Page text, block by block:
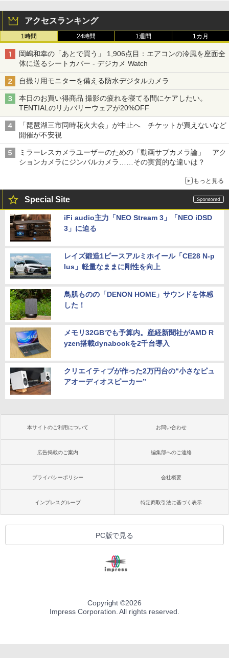
アクセスランキング
1時間 24時間 1週間 1カ月
岡嶋和幸の「あとで買う」 1,906点目：エアコンの冷風を座面全
体に送るシートカバー - デジカメ Watch
自撮り用モニターを備える防水デジタルカメラ
本日のお買い得商品 撮影の疲れを寝てる間にケアしたい。
TENTIALのリカバリーウェアが20%OFF
「琵琶湖三市同時花火大会」が中止へ チケットが買えないなど
開催が不安視
ミラーレスカメラユーザーのための「動画サブカメラ論」 アク
ションカメラにジンバルカメラ……その実質的な違いは？
もっと見る
Special Site
iFi audio主力「NEO Stream 3」「NEO iDSD
3」に迫る
レイズ鍛造1ピースアルミホイール「CE28 N-p
lus」軽量なままに剛性を向上
鳥肌ものの「DENON HOME」サウンドを体感
した！
メモリ32GBでも予算内。産経新聞社がAMD R
yzen搭載dynabookを2千台導入
クリエイティブが作った2万円台の“小さなピュ
アオーディオスピーカー”
本サイトのご利用について お問い合わせ
広告掲載のご案内 編集部へのご連絡
プライバシーポリシー 会社概要
インプレスグループ 特定商取引法に基づく表示
PC版で見る
Copyright ©2026
Impress Corporation. All rights reserved.